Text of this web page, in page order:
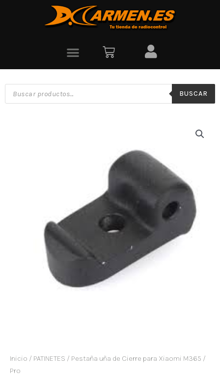
BUSCAR
Inicio / PATINETES / Pestaña uña de Cierre para Xiaomi M365 /
Pro